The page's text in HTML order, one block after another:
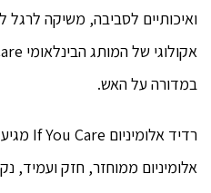
ואיכותיים לסביבה, משיקה לרגל
במדורה על האש.
אלומיניום ממוחזר, חזק ועמיד,